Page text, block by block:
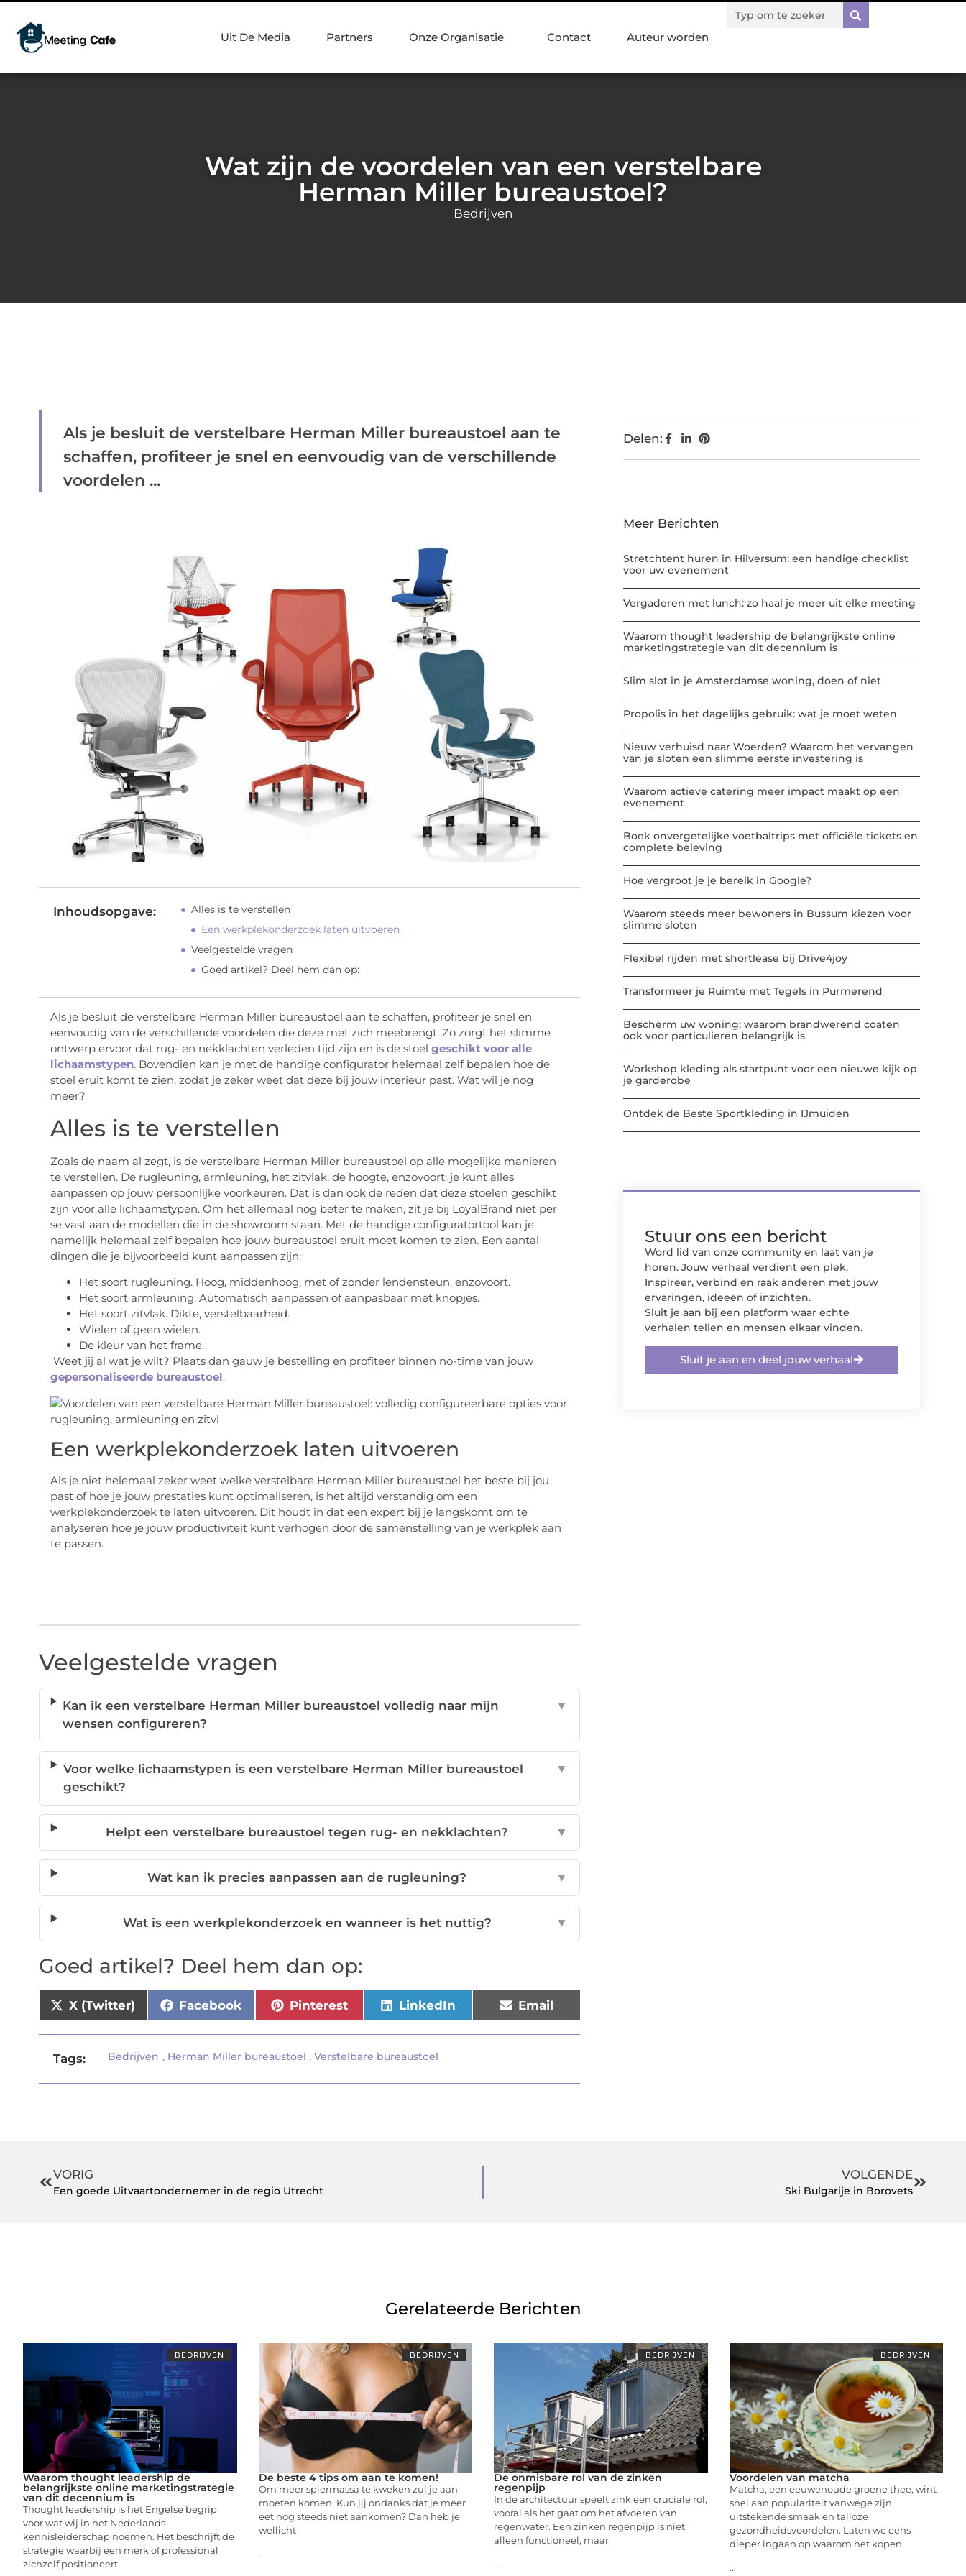
Uit De Media Partners Onze Organisatie Contact Auteur worden
Wat zijn de voordelen van een verstelbare
Herman Miller bureaustoel?
Bedrijven
Als je besluit de verstelbare Herman Miller bureaustoel aan te
schaffen, profiteer je snel en eenvoudig van de verschillende
voordelen ...
Inhoudsopgave:
Alles is te verstellen
Een werkplekonderzoek laten uitvoeren
Veelgestelde vragen
Goed artikel? Deel hem dan op:
Als je besluit de verstelbare Herman Miller bureaustoel aan te schaffen, profiteer je snel en
eenvoudig van de verschillende voordelen die deze met zich meebrengt. Zo zorgt het slimme
ontwerp ervoor dat rug- en nekklachten verleden tijd zijn en is de stoel geschikt voor alle
lichaamstypen. Bovendien kan je met de handige configurator helemaal zelf bepalen hoe de
stoel eruit komt te zien, zodat je zeker weet dat deze bij jouw interieur past. Wat wil je nog
meer?
Alles is te verstellen
Zoals de naam al zegt, is de verstelbare Herman Miller bureaustoel op alle mogelijke manieren
te verstellen. De rugleuning, armleuning, het zitvlak, de hoogte, enzovoort: je kunt alles
aanpassen op jouw persoonlijke voorkeuren. Dat is dan ook de reden dat deze stoelen geschikt
zijn voor alle lichaamstypen. Om het allemaal nog beter te maken, zit je bij LoyalBrand niet per
se vast aan de modellen die in de showroom staan. Met de handige configuratortool kan je
namelijk helemaal zelf bepalen hoe jouw bureaustoel eruit moet komen te zien. Een aantal
dingen die je bijvoorbeeld kunt aanpassen zijn:
Het soort rugleuning. Hoog, middenhoog, met of zonder lendensteun, enzovoort.
Het soort armleuning. Automatisch aanpassen of aanpasbaar met knopjes.
Het soort zitvlak. Dikte, verstelbaarheid.
Wielen of geen wielen.
De kleur van het frame.
Weet jij al wat je wilt? Plaats dan gauw je bestelling en profiteer binnen no-time van jouw
gepersonaliseerde bureaustoel.
Een werkplekonderzoek laten uitvoeren
Als je niet helemaal zeker weet welke verstelbare Herman Miller bureaustoel het beste bij jou
past of hoe je jouw prestaties kunt optimaliseren, is het altijd verstandig om een
werkplekonderzoek te laten uitvoeren. Dit houdt in dat een expert bij je langskomt om te
analyseren hoe je jouw productiviteit kunt verhogen door de samenstelling van je werkplek aan
te passen.
Veelgestelde vragen
Kan ik een verstelbare Herman Miller bureaustoel volledig naar mijn
wensen configureren?
▼
Voor welke lichaamstypen is een verstelbare Herman Miller bureaustoel
geschikt?
▼
Helpt een verstelbare bureaustoel tegen rug- en nekklachten? ▼
Wat kan ik precies aanpassen aan de rugleuning? ▼
Wat is een werkplekonderzoek en wanneer is het nuttig? ▼
Goed artikel? Deel hem dan op:
X (Twitter) Facebook Pinterest LinkedIn Email
Tags: Bedrijven , Herman Miller bureaustoel ,Verstelbare bureaustoel
Delen:
Meer Berichten
Stretchtent huren in Hilversum: een handige checklist
voor uw evenement
Vergaderen met lunch: zo haal je meer uit elke meeting
Waarom thought leadership de belangrijkste online
marketingstrategie van dit decennium is
Slim slot in je Amsterdamse woning, doen of niet
Propolis in het dagelijks gebruik: wat je moet weten
Nieuw verhuisd naar Woerden? Waarom het vervangen
van je sloten een slimme eerste investering is
Waarom actieve catering meer impact maakt op een
evenement
Boek onvergetelijke voetbaltrips met officiële tickets en
complete beleving
Hoe vergroot je je bereik in Google?
Waarom steeds meer bewoners in Bussum kiezen voor
slimme sloten
Flexibel rijden met shortlease bij Drive4joy
Transformeer je Ruimte met Tegels in Purmerend
Bescherm uw woning: waarom brandwerend coaten
ook voor particulieren belangrijk is
Workshop kleding als startpunt voor een nieuwe kijk op
je garderobe
Ontdek de Beste Sportkleding in IJmuiden
Stuur ons een bericht
Word lid van onze community en laat van je
horen. Jouw verhaal verdient een plek.
Inspireer, verbind en raak anderen met jouw
ervaringen, ideeën of inzichten.
Sluit je aan bij een platform waar echte
verhalen tellen en mensen elkaar vinden.
Sluit je aan en deel jouw verhaal
VORIG
Een goede Uitvaartondernemer in de regio Utrecht
VOLGENDE
Ski Bulgarije in Borovets
Gerelateerde Berichten
BEDRIJVEN
Waarom thought leadership de
belangrijkste online marketingstrategie
van dit decennium is
Thought leadership is het Engelse begrip
voor wat wij in het Nederlands
kennisleiderschap noemen. Het beschrijft de
strategie waarbij een merk of professional
zichzelf positioneert
BEDRIJVEN
De beste 4 tips om aan te komen!
Om meer spiermassa te kweken zul je aan
moeten komen. Kun jij ondanks dat je meer
eet nog steeds niet aankomen? Dan heb je
wellicht
...
BEDRIJVEN
De onmisbare rol van de zinken
regenpijp
In de architectuur speelt zink een cruciale rol,
vooral als het gaat om het afvoeren van
regenwater. Een zinken regenpijp is niet
alleen functioneel, maar
...
BEDRIJVEN
Voordelen van matcha
Matcha, een eeuwenoude groene thee, wint
snel aan populariteit vanwege zijn
uitstekende smaak en talloze
gezondheidsvoordelen. Laten we eens
dieper ingaan op waarom het kopen
...